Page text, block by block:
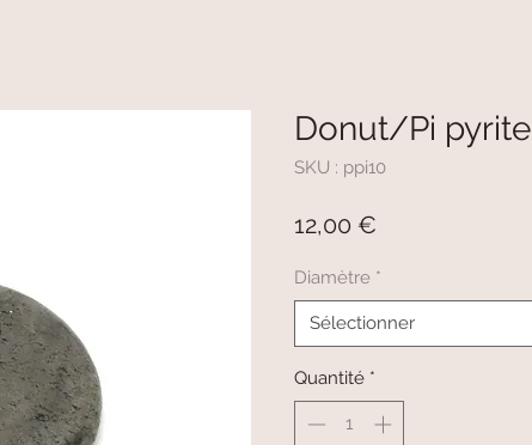
Donut/Pi pyrite
SKU : ppi10
12,00 €
Diamètre *
Sélectionner
Quantité *